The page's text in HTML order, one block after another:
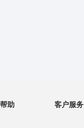
帮助 客户服务